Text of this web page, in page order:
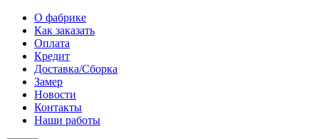
О фабрике
Как заказать
Оплата
Кредит
Доставка/Сборка
Замер
Новости
Контакты
Наши работы